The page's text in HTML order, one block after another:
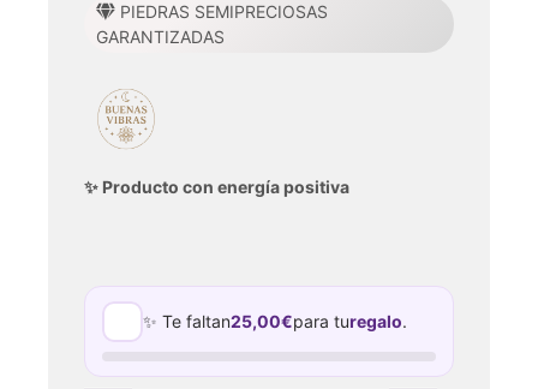
PIEDRAS SEMIPRECIOSAS
GARANTIZADAS
✨ Producto con energía positiva
✨ Te faltan25,00€para turegalo.